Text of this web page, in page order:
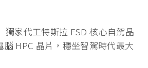
獨家代工特斯拉 FSD 核心自駕晶
腦 HPC 晶片，穩坐智駕時代最大